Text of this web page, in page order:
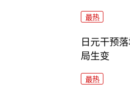
最热
日元干预
局生变
最热